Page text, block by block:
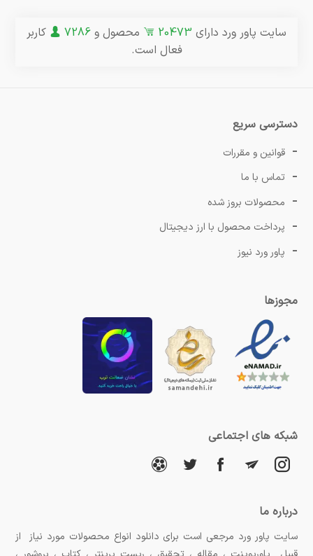
سایت پاور ورد دارای 20473 محصول و 7286
کاربر
فعال است.
دسترسی سریع
قوانین و مقررات
تماس با ما
محصولات بروز شده
پرداخت محصول با ارز دیجیتال
پاور ورد نیوز
مجوزها
شبکه های اجتماعی
درباره ما
سایت پاور ورد مرجعی است برای دانلود انواع محصولات مورد نیاز از